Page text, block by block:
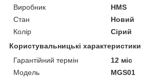
Виробник
HMS
Стан
Новий
Колір
Сірий
Користувальницькі характеристики
Гарантійний термін
12 міс
Мoдель
MGS01